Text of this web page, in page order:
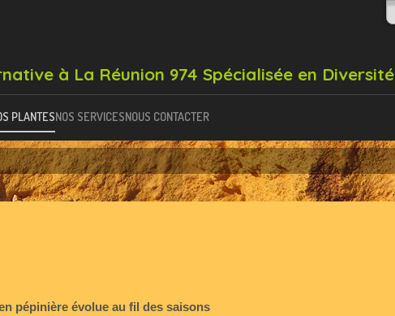
à La Réunion 974 Spécialisée en Diversité
PLANTESNOS SERVICESNOUS CONTACTER
pépinière évolue au fil des saisons